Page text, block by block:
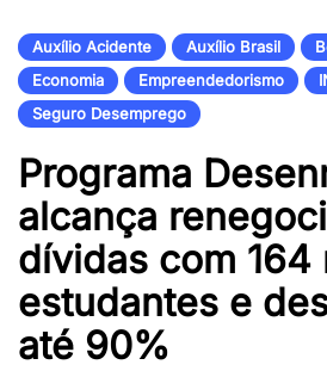
avaliações e
resenhas de
serviços
Auxílio Acidente Auxílio Brasil
Economia
Empreendedorismo
Seguro Desemprego
Programa
alcança
dívidas com 164
estudantes e
até 90%